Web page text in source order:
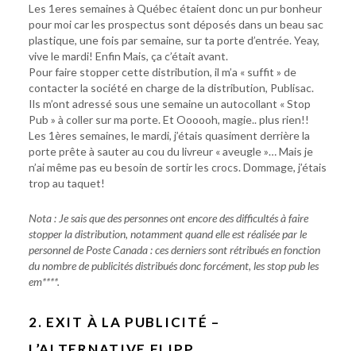
Les 1eres semaines à Québec étaient donc un pur bonheur
pour moi car les prospectus sont déposés dans un beau sac
plastique, une fois par semaine, sur ta porte d’entrée. Yeay,
vive le mardi! Enfin Mais, ça c’était avant.
Pour faire stopper cette distribution, il m’a « suffit » de
contacter la société en charge de la distribution, Publisac.
Ils m’ont adressé sous une semaine un autocollant « Stop
Pub » à coller sur ma porte. Et Oooooh, magie.. plus rien!!
Les 1ères semaines, le mardi, j’étais quasiment derrière la
porte prête à sauter au cou du livreur « aveugle »… Mais je
n’ai même pas eu besoin de sortir les crocs. Dommage, j’étais
trop au taquet!
Nota : Je sais que des personnes ont encore des difficultés à faire
stopper la distribution, notamment quand elle est réalisée par le
personnel de Poste Canada : ces derniers sont rétribués en fonction
du nombre de publicités distribués donc forcément, les stop pub les
em****.
2. EXIT À LA PUBLICITÉ –